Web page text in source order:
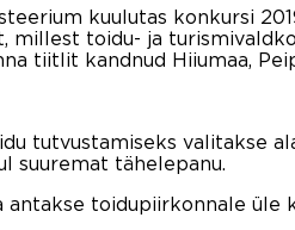
kuulutas konkursi
millest toidu- ja
tiitlit kandnud Hiiumaa,
tutvustamiseks valitakse
suuremat tähelepanu.
antakse toidupiirkonnale üle